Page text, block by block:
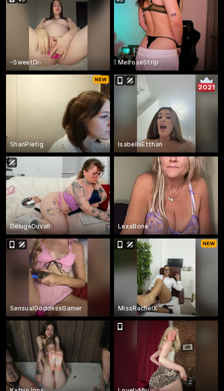
-SweetDi- MelroseStrip
ShanPietig
2021
IsabellaEtthan
DelugeDuvall LexaBone
SensualGoddessGamer MissRachelX